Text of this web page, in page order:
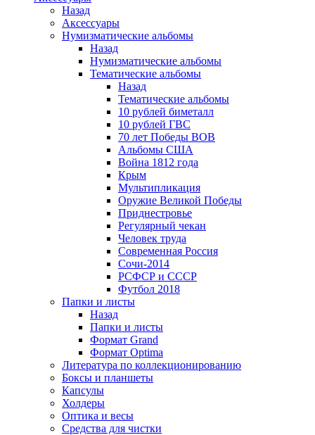
Назад
Аксессуары
Нумизматические альбомы
Назад
Нумизматические альбомы
Тематические альбомы
Назад
Тематические альбомы
10 рублей биметалл
10 рублей ГВС
70 лет Победы ВОВ
Альбомы США
Война 1812 года
Крым
Мультипликация
Оружие Великой Победы
Приднестровье
Регулярный чекан
Человек труда
Современная Россия
Сочи-2014
РСФСР и СССР
Футбол 2018
Папки и листы
Назад
Папки и листы
Формат Grand
Формат Optima
Литература по коллекционированию
Боксы и планшеты
Капсулы
Холдеры
Оптика и весы
Средства для чистки